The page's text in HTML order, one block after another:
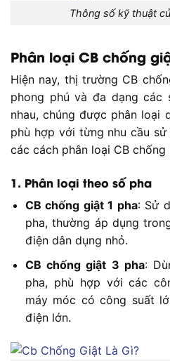
Thông số kỹ thuật
Phân loại CB chống
Hiện nay, thị trường CB
phong phú và đa dạng các
nhau, chúng được phân loại
phù hợp với từng nhu cầu
các cách phân loại CB
1. Phân loại theo số pha
CB chống giật 1 pha: Sử
pha, thường áp dụng
điện dân dụng nhỏ.
CB chống giật 3 pha:
pha, phù hợp với các
máy móc có công suất
điện lớn.